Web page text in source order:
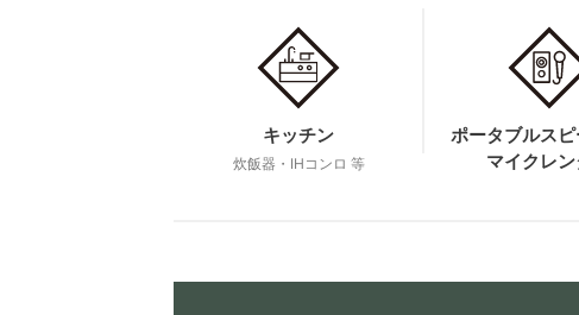
キッチン
炊飯器・IHコンロ 等
ポータブルスピ
マイクレ